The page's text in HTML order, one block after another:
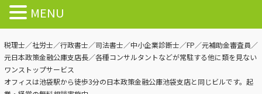
税理士／社労士／行政書士／司法書士／中小企業診断士／FP／元補助金審査員／
元日本政策金融公庫支店長／各種コンサルタントなどが常駐する他に類を見ない
ワンストップサービス
オフィスは池袋駅から徒歩3分の日本政策金融公庫池袋支店と同じビルです。起
MENU